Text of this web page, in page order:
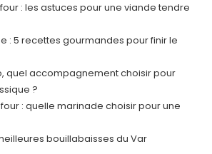
: les astuces pour une viande tendre
: 5 recettes gourmandes pour finir le
quel accompagnement choisir pour
?
: quelle marinade choisir pour une
bouillabaisses du Var